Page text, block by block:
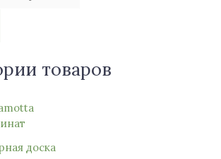
товаров
доска